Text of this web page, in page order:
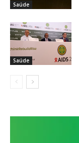
Saúde
Saúde